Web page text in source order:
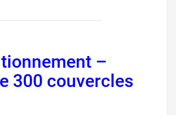
–
300 couvercles